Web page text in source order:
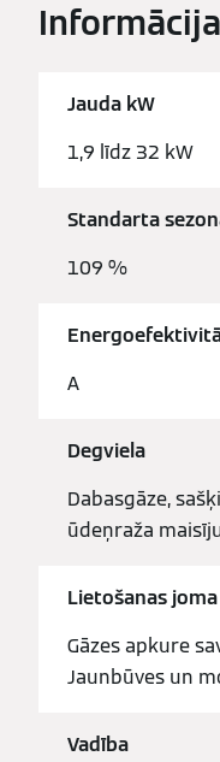
Jauda kW
1,9 līdz 32 kW
Standarta
109 %
A
Degviela
Dabasgāze,
ūdeņraža
Lietošanas joma
Gāzes apkure
Jaunbūves un
Vadība